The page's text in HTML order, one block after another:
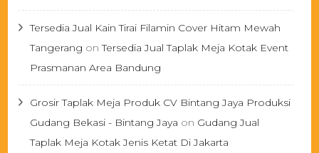
Tersedia Jual Kain Tirai Filamin Cover Hitam Mewah
Tangerang onTersedia Jual Taplak Meja Kotak Event
Prasmanan Area Bandung
Grosir Taplak Meja Produk CV Bintang Jaya Produksi
Gudang Bekasi - Bintang Jaya on Gudang Jual
Taplak Meja Kotak Jenis Ketat Di Jakarta